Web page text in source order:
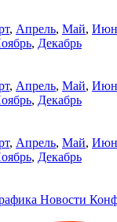
, Апрель, Май,
, Декабрь
, Апрель, Май,
, Декабрь
, Апрель, Май,
, Декабрь
Новости